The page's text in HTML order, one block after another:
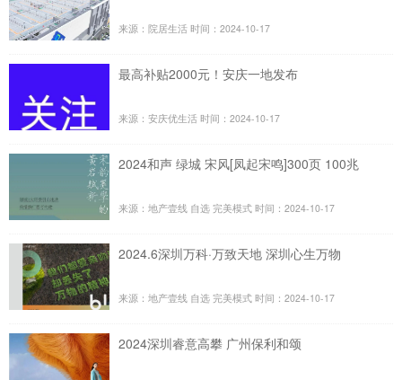
来源：院居生活 时间：2024-10-17
最高补贴2000元！安庆一地发布
来源：安庆优生活 时间：2024-10-17
2024和声 绿城 宋风[凤起宋鸣]300页 100兆
来源：地产壹线 自选 完美模式 时间：2024-10-17
2024.6深圳万科·万致天地 深圳心生万物
来源：地产壹线 自选 完美模式 时间：2024-10-17
2024深圳睿意高攀 广州保利和颂